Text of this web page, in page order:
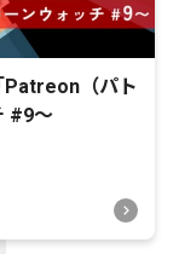
Patreon（パト
#9〜